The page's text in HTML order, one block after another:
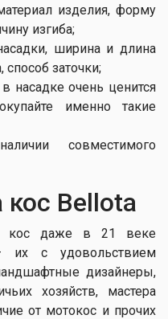
изделия, форму
изгиба;
ширина и длина
способ заточки;
в насадке очень ценится
именно такие
совместимого
Bellota
кос даже в 21 веке
их с удовольствием
дизайнеры,
хозяйств, мастера
от мотокос и прочих